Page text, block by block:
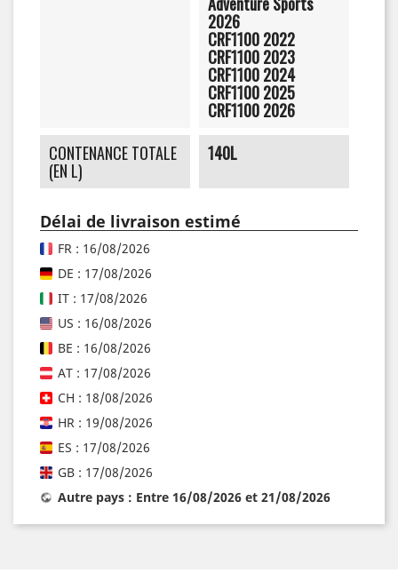
2026
CRF1100 2022
CRF1100 2023
CRF1100 2024
CRF1100 2025
CRF1100 2026
CONTENANCE TOTALE
(EN L)
140L
Délai de livraison estimé
FR : 16/08/2026
DE : 17/08/2026
IT : 17/08/2026
US : 16/08/2026
BE : 16/08/2026
AT : 17/08/2026
CH : 18/08/2026
HR : 19/08/2026
ES : 17/08/2026
GB : 17/08/2026
Autre pays : Entre 16/08/2026 et 21/08/2026